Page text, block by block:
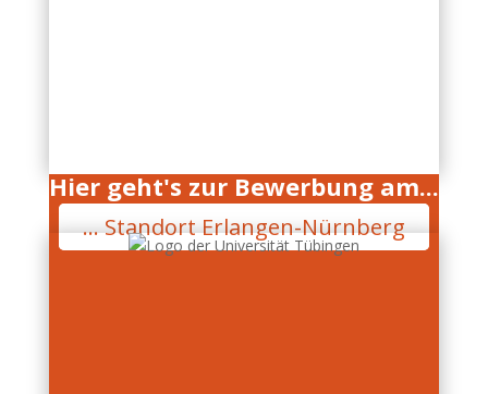
Hier geht's zur Bewerbung am...
... Standort Erlangen-Nürnberg